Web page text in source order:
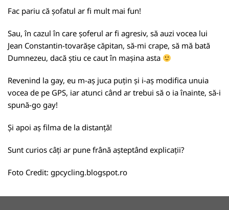
Fac pariu că șofatul ar fi mult mai fun!
Sau, în cazul în care șoferul ar fi agresiv, să auzi vocea lui
Jean Constantin-tovarășe căpitan, să-mi crape, să mă bată
Dumnezeu, dacă știu ce caut în mașina asta
Revenind la gay, eu m-aș juca puțin și i-aș modifica unuia
vocea de pe GPS, iar atunci când ar trebui să o ia înainte, să-i
spună-go gay!
Și apoi aș filma de la distanță!
Sunt curios câți ar pune frână așteptând explicații?
Foto Credit: gpcycling.blogspot.ro